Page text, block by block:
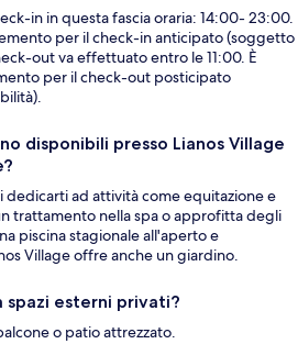
in in questa fascia oraria: 14:00- 23:00.
per il check-in anticipato (soggetto
out va effettuato entro le 11:00. È
per il check-out posticipato
disponibili presso Lianos Village
dedicarti ad attività come equitazione e
trattamento nella spa o approfitta degli
piscina stagionale all'aperto e
Village offre anche un giardino.
spazi esterni privati?
o patio attrezzato.